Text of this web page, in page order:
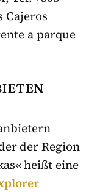
Cajeros
a parque
der Region
heißt eine